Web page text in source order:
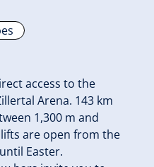
access to the
Arena. 143 km
1,300 m and
are open from the
Easter.